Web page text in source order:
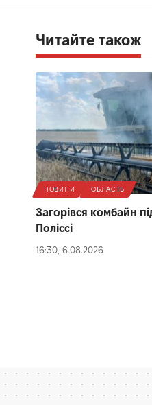
Читайте також
НОВИНИ ОБЛАСТЬ
Загорівся комбайн
Поліссі
16:30, 6.08.2026